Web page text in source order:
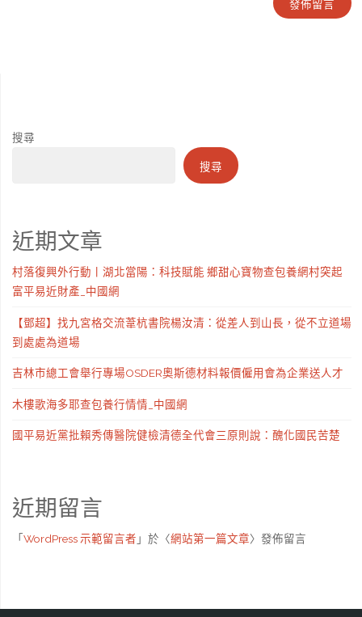
搜尋
搜尋
近期文章
村落復興外行動丨湖北當陽：科技賦能 鄉甜心寶物查包養網村突起
富平易近財產_中國網
【鄧超】找九宮格交流葦杭書院楊汝清：從差人到山長，從不立道場
到處處為道場
吉林市總工會舉行專場OSDER奧斯德材料報價僱用會為企業送人才
木樓歌海多耶查包養行情情_中國網
國平易近黨批賴秀傳醫院健檢清德全代會三原則說：醜化國民苦楚
近期留言
「 WordPress 示範留言者 」於〈網站第一篇文章〉發佈留言